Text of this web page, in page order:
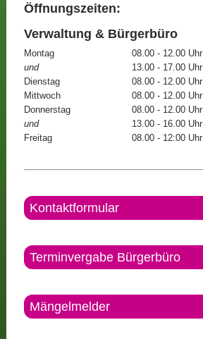
Öffnungszeiten:
Verwaltung & Bürgerbüro
Montag
08.00 - 12.00 Uhr
und
13.00 - 17.00 Uhr
Dienstag
08.00 - 12.00 Uhr
Mittwoch
08.00 - 12.00 Uhr
Donnerstag
08.00 - 12.00 Uhr
und
13.00 - 16.00 Uhr
Freitag
08.00 - 12:00 Uhr
Kontaktformular
Terminvergabe Bürgerbüro
Mängelmelder